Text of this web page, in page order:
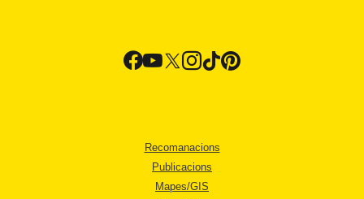
Recomanacions
Publicacions
Mapes/GIS